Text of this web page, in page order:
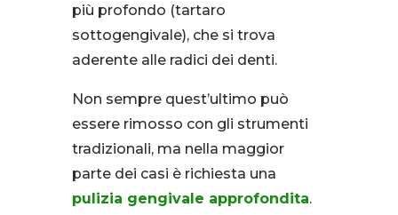
più profondo (tartaro
sottogengivale), che si trova
aderente alle radici dei denti.
Non sempre quest’ultimo può
essere rimosso con gli strumenti
tradizionali, ma nella maggior
parte dei casi è richiesta una
pulizia gengivale approfondita.